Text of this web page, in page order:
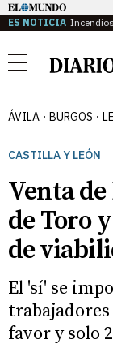
ES NOTICIA Incendios
Menú
ÁVILA BURGOS
CASTILLA Y LEÓN
Venta de
de Toro
de
El 'sí' se
favor y solo